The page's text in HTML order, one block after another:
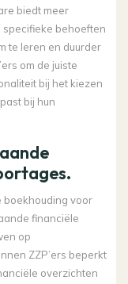
biedt meer
behoeften
te leren en duurder
om de juiste
bij het kiezen
bij hun
boekhouding voor
financiële
op
ZZP’ers beperkt
overzichten